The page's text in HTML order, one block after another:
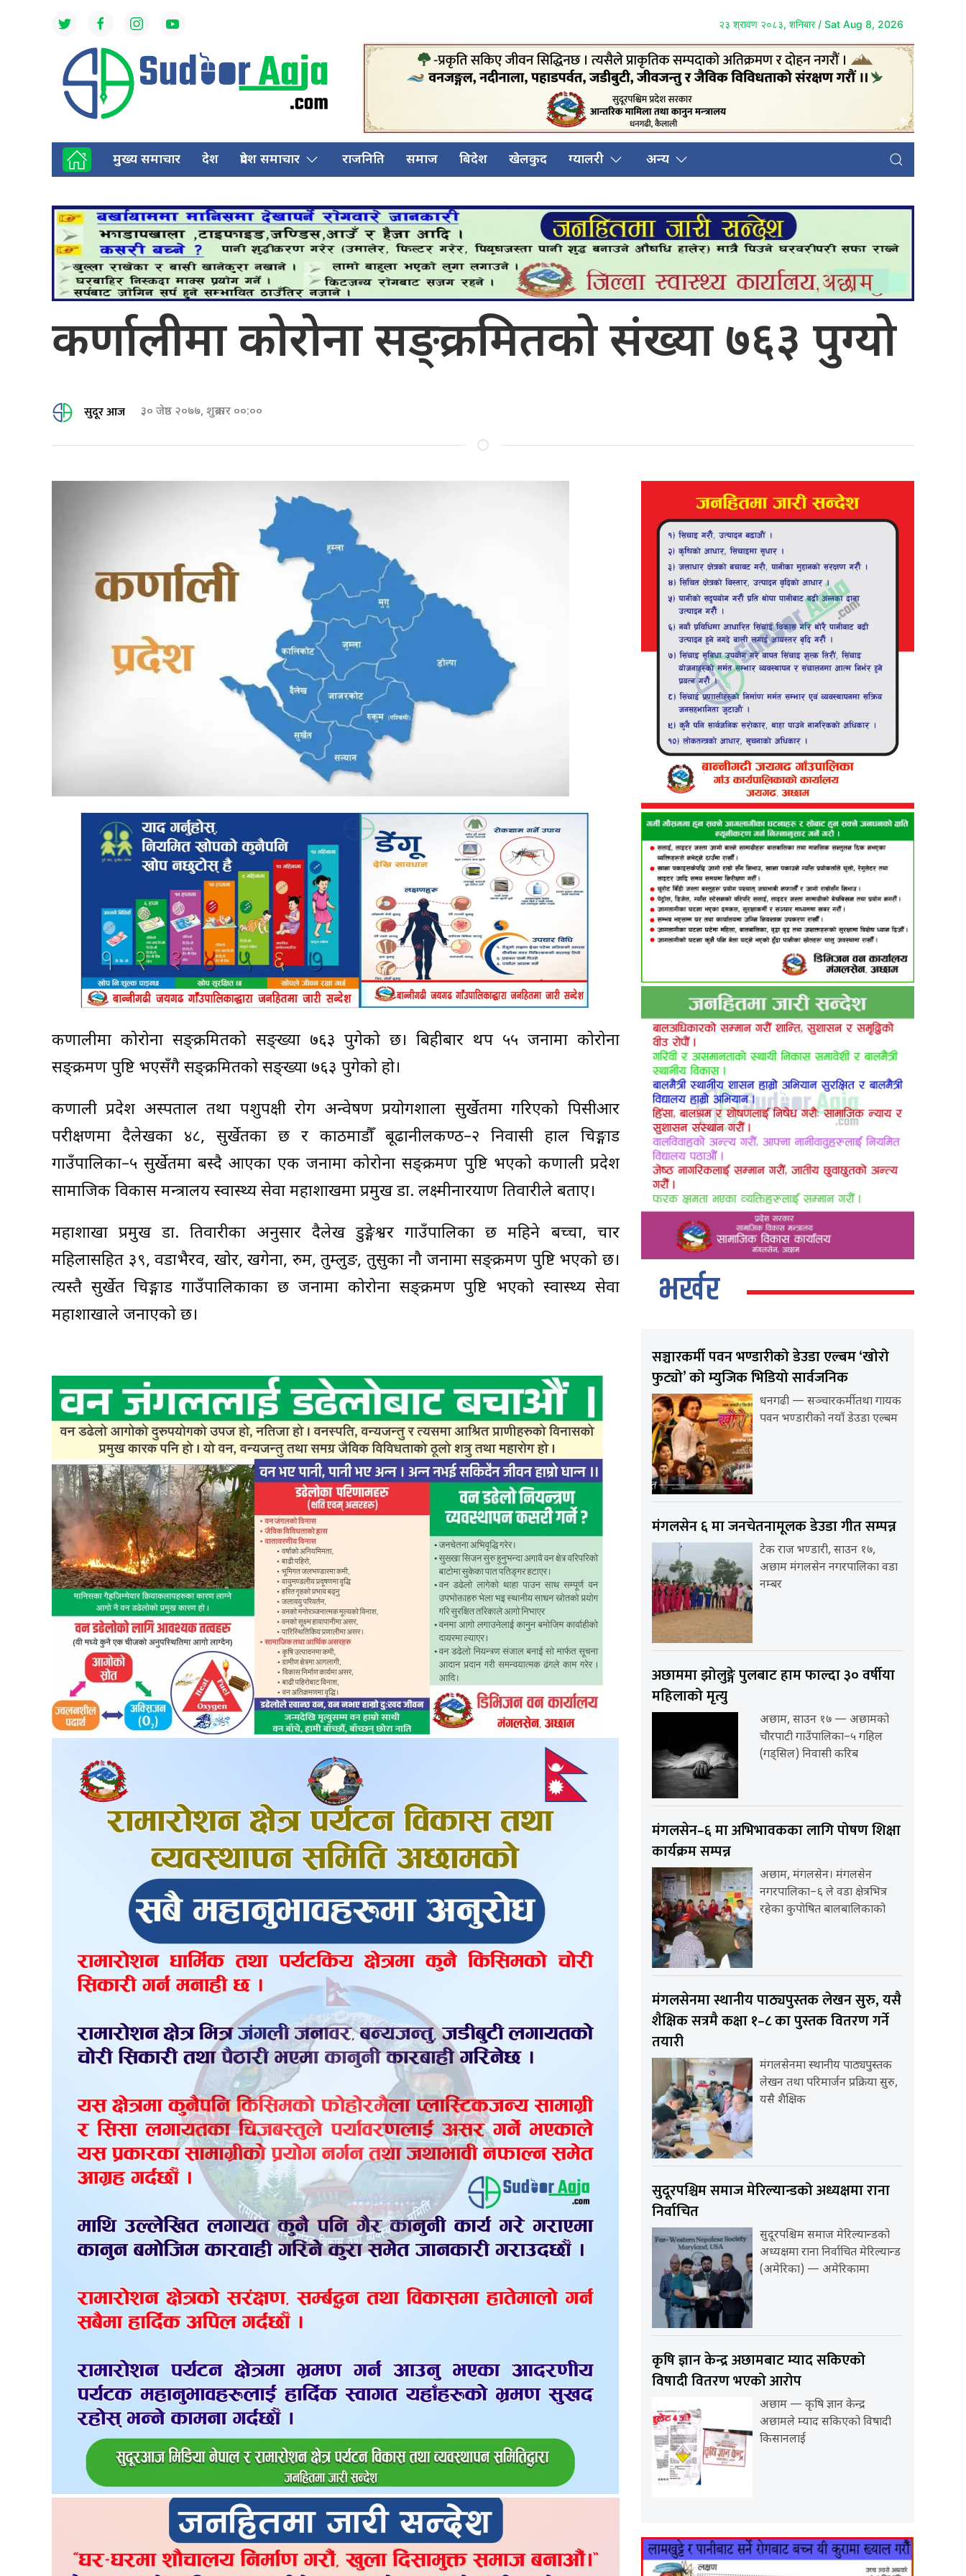
२३ श्रावण २०८३, शनिबार / Sat Aug 8, 2026
मुख्य समाचार देश प्रदेश समाचार राजनिति समाज बिदेश खेलकुद ग्यालरी अन्य
कर्णालीमा कोरोना सङ्क्रमितको संख्या ७६३ पुग्यो
सुदूर आज ३० जेष्ठ २०७७, शुक्रबार ००:००
कर्णालीमा कोरोना सङ्क्रमितको सङ्ख्या ७६३ पुगेको छ। बिहीबार थप ५५ जनामा कोरोना
सङ्क्रमण पुष्टि भएसँगै सङ्क्रमितको सङ्ख्या ७६३ पुगेको हो।
कर्णाली प्रदेश अस्पताल तथा पशुपक्षी रोग अन्वेषण प्रयोगशाला सुर्खेतमा गरिएको पिसीआर
परीक्षणमा दैलेखका ४८, सुर्खेतका छ र काठमाडौँ बूढानीलकण्ठ–२ निवासी हाल चिङ्गाड
गाउँपालिका–५ सुर्खेतमा बस्दै आएका एक जनामा कोरोना सङ्क्रमण पुष्टि भएको कर्णाली प्रदेश
सामाजिक विकास मन्त्रालय स्वास्थ्य सेवा महाशाखमा प्रमुख डा. लक्ष्मीनारयाण तिवारीले बताए।
महाशाखा प्रमुख डा. तिवारीका अनुसार दैलेख डुङ्गेश्वर गाउँपालिका छ महिने बच्चा, चार
महिलासहित ३९, वडाभैरव, खोर, खगेना, रुम, तुम्लुङ, तुर्सुका नौ जनामा सङ्क्रमण पुष्टि भएको छ।
त्यस्तै सुर्खेत चिङ्गाड गाउँपालिकाका छ जनामा कोरोना सङ्क्रमण पुष्टि भएको स्वास्थ्य सेवा
महाशाखाले जनाएको छ।
भर्खर
सञ्चारकर्मी पवन भण्डारीको डेउडा एल्बम ‘खोरो
फुट्यो’ को म्युजिक भिडियो सार्वजनिक
धनगढी — सञ्चारकर्मी तथा गायक
पवन भण्डारीको नयाँ डेउडा एल्बम
मंगलसेन ६ मा जनचेतनामूलक डेउडा गीत सम्पन्न
टेक राज भण्डारी, साउन १७,
अछाम मंगलसेन नगरपालिका वडा
नम्बर
अछाममा झोलुङ्गे पुलबाट हाम फाल्दा ३० वर्षीया
महिलाको मृत्यु
अछाम, साउन १७ — अछामको
चौरपाटी गाउँपालिका–५ गहिल
(गड्सिल) निवासी करिब
मंगलसेन–६ मा अभिभावकका लागि पोषण शिक्षा
कार्यक्रम सम्पन्न
अछाम, मंगलसेन। मंगलसेन
नगरपालिका–६ ले वडा क्षेत्रभित्र
रहेका कुपोषित बालबालिकाको
मंगलसेनमा स्थानीय पाठ्यपुस्तक लेखन सुरु, यसै
शैक्षिक सत्रमै कक्षा १–८ का पुस्तक वितरण गर्ने
तयारी
मंगलसेनमा स्थानीय पाठ्यपुस्तक
लेखन तथा परिमार्जन प्रक्रिया सुरु,
यसै शैक्षिक
सुदूरपश्चिम समाज मेरिल्यान्डको अध्यक्षमा राना
निर्वाचित
सुदूरपश्चिम समाज मेरिल्यान्डको
अध्यक्षमा राना निर्वाचित मेरिल्यान्ड
(अमेरिका) — अमेरिकामा
कृषि ज्ञान केन्द्र अछामबाट म्याद सकिएको
विषादी वितरण भएको आरोप
अछाम — कृषि ज्ञान केन्द्र
अछामले म्याद सकिएको विषादी
किसानलाई